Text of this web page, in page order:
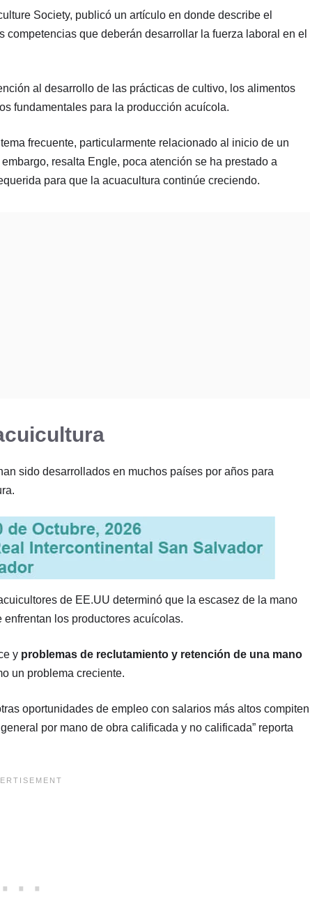
Society, publicó un artículo en donde describe el
competencias que deberán desarrollar la fuerza laboral en el
al desarrollo de las prácticas de cultivo, los alimentos
fundamentales para la producción acuícola.
frecuente, particularmente relacionado al inicio de un
resalta Engle, poca atención se ha prestado a
para que la acuacultura continúe creciendo.
sido desarrollados en muchos países por años para
de EE.UU determinó que la escasez de la mano
los productores acuícolas.
y problemas de reclutamiento y retención de una mano
un problema creciente.
oportunidades de empleo con salarios más altos compiten
por mano de obra calificada y no calificada” reporta